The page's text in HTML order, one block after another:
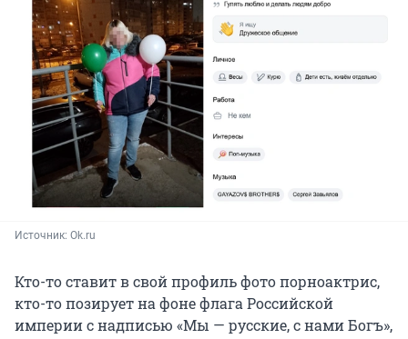
Источник: Ok.ru
Кто-то ставит в свой профиль фото порноактрис,
кто-то позирует на фоне флага Российской
империи с надписью «Мы — русские, с нами Богъ»,